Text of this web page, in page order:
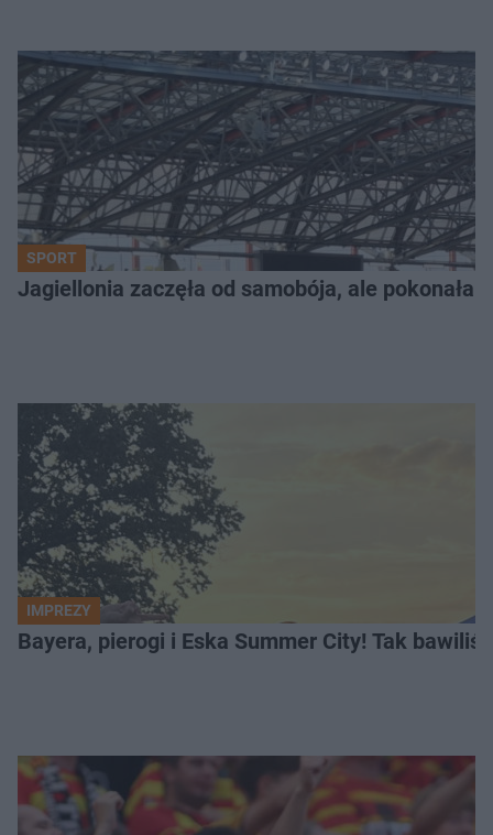
SPORT
Jagiellonia zaczęła od samobója, ale pokonała
IMPREZY
Bayera, pierogi i Eska Summer City! Tak